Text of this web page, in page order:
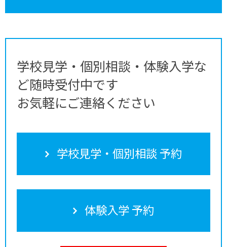
学校見学・個別相談・体験入学な
ど随時受付中です
お気軽にご連絡ください
学校見学・個別相談 予約
体験入学 予約